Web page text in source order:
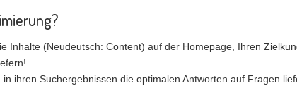
Inhalte (Neudeutsch: Content) auf der Homepage, Ihren
ihren Suchergebnissen die optimalen Antworten auf Fragen